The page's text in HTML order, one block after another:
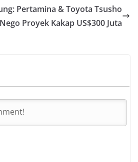
Pertamina & Toyota Tsusho
Nego Proyek Kakap US$300 Juta